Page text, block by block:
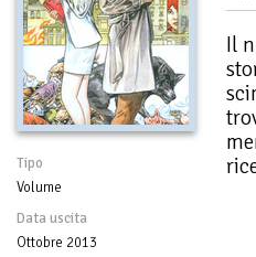
Tipo
Volume
Data uscita
Ottobre 2013
Il